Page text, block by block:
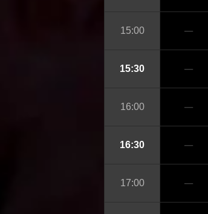
15:00 ─
15:30 ─
16:00 ─
16:30 ─
17:00 ─